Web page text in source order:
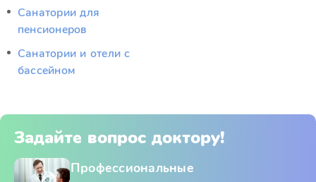
Санатории для
пенсионеров
Санатории и отели с
бассейном
Задайте вопрос доктору!
Профессиональные